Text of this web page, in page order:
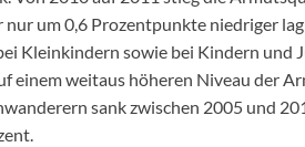
um 0,6 Prozentpunkte niedriger
Kleinkindern sowie bei Kindern und
einem weitaus höheren Niveau der
sank zwischen 2005 und